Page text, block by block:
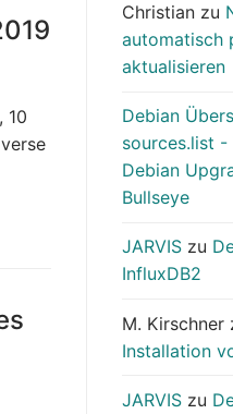
10
Christian zu
automatisch
aktualisieren
Debian
sources.list -
Debian
Bullseye
JARVIS zu
InfluxDB2
M. Kirschner
Installation
JARVIS zu